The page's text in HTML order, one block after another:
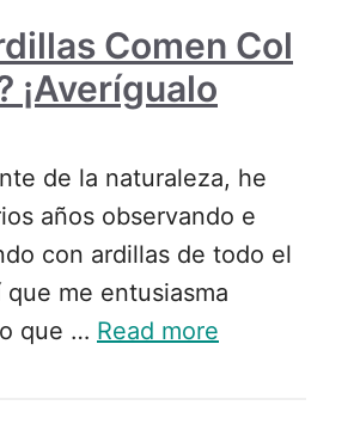
Comen Col
¡Averígualo
de la naturaleza, he
años observando e
con ardillas de todo el
que me entusiasma
que … Read more